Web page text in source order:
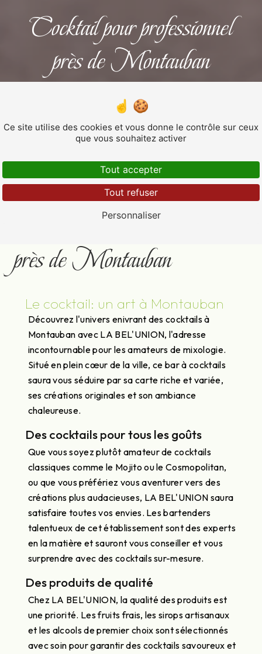
Cocktail pour professionnel
près de Montauban
PROFESSIONNEL
Cocktail pour professionnel
près de Montauban
Le cocktail: un art à Montauban
Découvrez l'univers enivrant des cocktails à
Montauban avec LA BEL'UNION, l'adresse
incontournable pour les amateurs de mixologie.
Situé en plein cœur de la ville, ce bar à cocktails
saura vous séduire par sa carte riche et variée,
ses créations originales et son ambiance
chaleureuse.
Des cocktails pour tous les goûts
Que vous soyez plutôt amateur de cocktails
classiques comme le Mojito ou le Cosmopolitan,
ou que vous préfériez vous aventurer vers des
créations plus audacieuses, LA BEL'UNION saura
satisfaire toutes vos envies. Les bartenders
talentueux de cet établissement sont des experts
en la matière et sauront vous conseiller et vous
surprendre avec des cocktails sur-mesure.
Des produits de qualité
Chez LA BEL'UNION, la qualité des produits est
une priorité. Les fruits frais, les sirops artisanaux
et les alcools de premier choix sont sélectionnés
avec soin pour garantir des cocktails savoureux et
Ce site utilise des cookies et vous donne le contrôle sur ceux
que vous souhaitez activer
Tout accepter
Tout refuser
Personnaliser